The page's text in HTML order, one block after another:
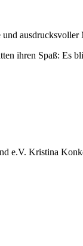
ihren Spaß: Es
e.V. Kristina